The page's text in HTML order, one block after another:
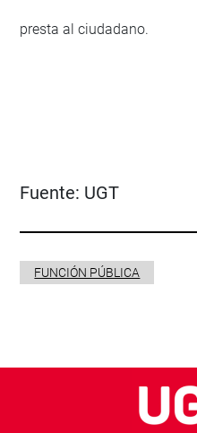
presta al ciudadano.
Fuente: UGT
FUNCIÓN PÚBLICA